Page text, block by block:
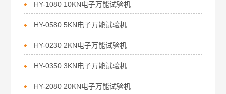
HY-1080 10KN电子万能试验机
HY-0580 5KN电子万能试验机
HY-0230 2KN电子万能试验机
HY-0350 3KN电子万能试验机
HY-2080 20KN电子万能试验机